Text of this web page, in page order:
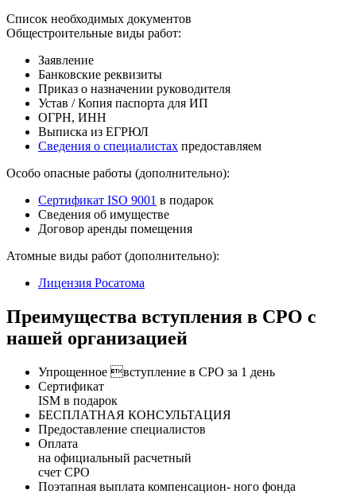
Список необходимых документов
Общестроительные виды работ:
Заявление
Банковские реквизиты
Приказ о назначении руководителя
Устав / Копия паспорта для ИП
ОГРН, ИНН
Выписка из ЕГРЮЛ
Сведения о специалистах предоставляем
Особо опасные работы (дополнительно):
Сертификат ISO 9001 в подарок
Сведения об имуществе
Договор аренды помещения
Атомные виды работ (дополнительно):
Лицензия Росатома
Преимущества вступления в СРО с
нашей организацией
Упрощенное вступление в СРО за 1 день
Сертификат
ISM в подарок
БЕСПЛАТНАЯ КОНСУЛЬТАЦИЯ
Предоставление специалистов
Оплата
на официальный расчетный
счет СРО
Поэтапная выплата компенсацион- ного фонда